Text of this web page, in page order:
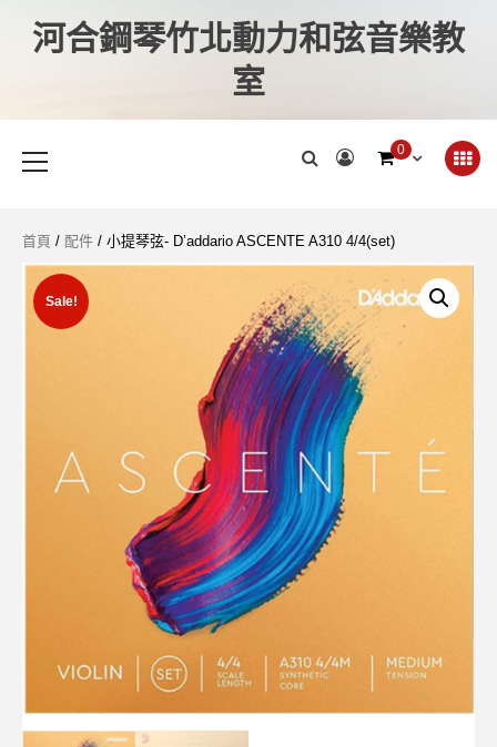
河合鋼琴竹北動力和弦音樂教
室
0
首頁 / 配件 / 小提琴弦- D’addario ASCENTE A310 4/4(set)
Sale!